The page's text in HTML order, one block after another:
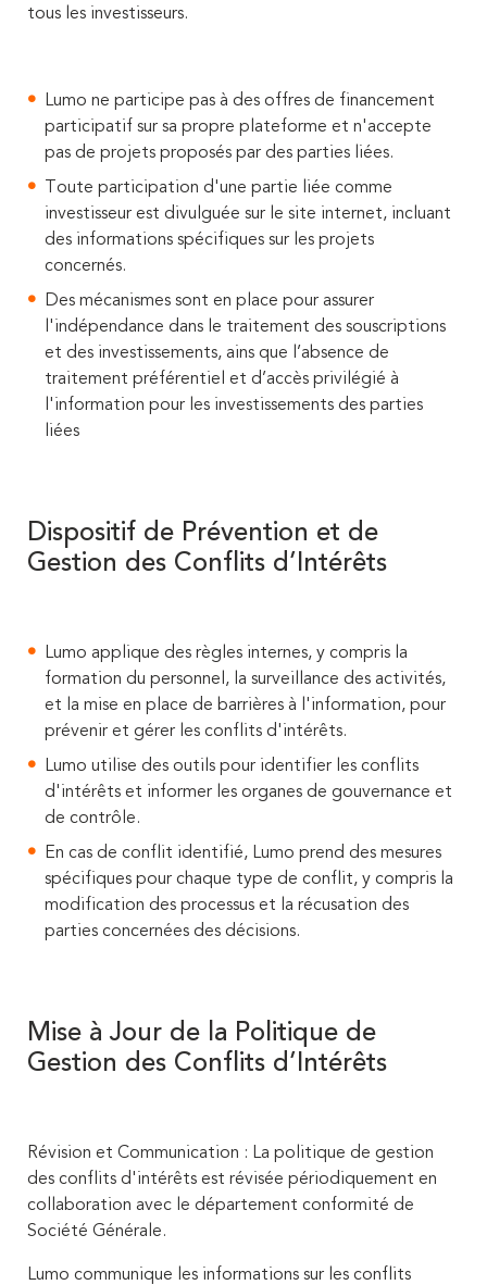
tous les investisseurs.
Lumo ne participe pas à des offres de financement
participatif sur sa propre plateforme et n'accepte
pas de projets proposés par des parties liées.
Toute participation d'une partie liée comme
investisseur est divulguée sur le site internet, incluant
des informations spécifiques sur les projets
concernés.
Des mécanismes sont en place pour assurer
l'indépendance dans le traitement des souscriptions
et des investissements, ains que l’absence de
traitement préférentiel et d’accès privilégié à
l'information pour les investissements des parties
liées
Dispositif de Prévention et de
Gestion des Conflits d’Intérêts
Lumo applique des règles internes, y compris la
formation du personnel, la surveillance des activités,
et la mise en place de barrières à l'information, pour
prévenir et gérer les conflits d'intérêts.
Lumo utilise des outils pour identifier les conflits
d'intérêts et informer les organes de gouvernance et
de contrôle.
En cas de conflit identifié, Lumo prend des mesures
spécifiques pour chaque type de conflit, y compris la
modification des processus et la récusation des
parties concernées des décisions.
Mise à Jour de la Politique de
Gestion des Conflits d’Intérêts
Révision et Communication : La politique de gestion
des conflits d'intérêts est révisée périodiquement en
collaboration avec le département conformité de
Société Générale.
Lumo communique les informations sur les conflits